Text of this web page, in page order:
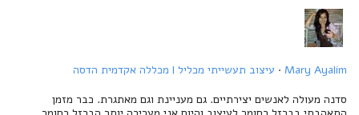
Mary Ayalim
· עיצוב תעשייתי מכליל l מכללה אקדמית הדסה
סדנה מעולה לאנשים יצירתיים. גם מעניינת וגם מאתגרת. כבר מזמן